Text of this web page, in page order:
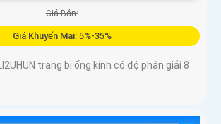
Giá Bán:
Giá Khuyến Mại: 5%-35%
trang bị ống kính có độ phân giải 8